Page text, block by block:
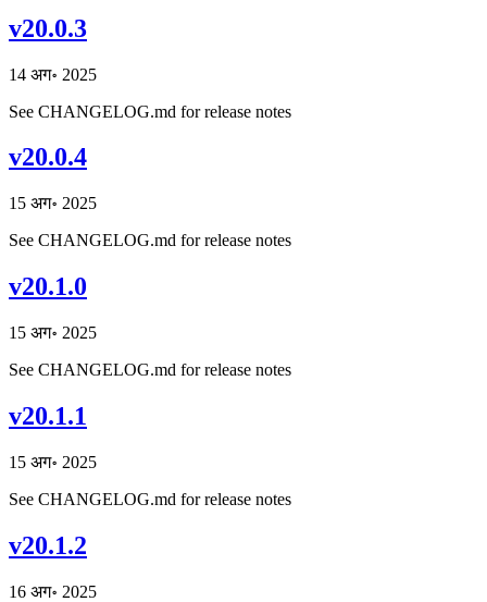
v20.0.3
14 अग॰ 2025
See CHANGELOG.md for release notes
v20.0.4
15 अग॰ 2025
See CHANGELOG.md for release notes
v20.1.0
15 अग॰ 2025
See CHANGELOG.md for release notes
v20.1.1
15 अग॰ 2025
See CHANGELOG.md for release notes
v20.1.2
16 अग॰ 2025